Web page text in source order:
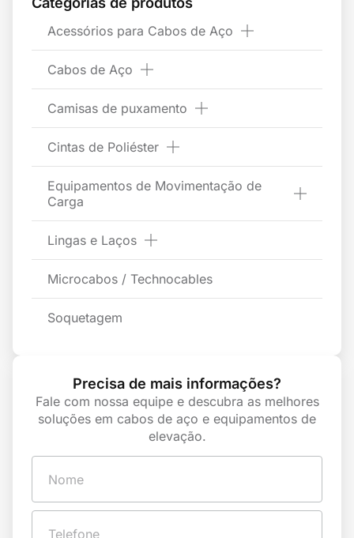
Acessórios para Cabos de Aço
Cabos de Aço
Camisas de puxamento
Cintas de Poliéster
Equipamentos de Movimentação de
Carga
Lingas e Laços
Microcabos / Technocables
Soquetagem
Precisa de mais informações?
Fale com nossa equipe e descubra as melhores
soluções em cabos de aço e equipamentos de
elevação.